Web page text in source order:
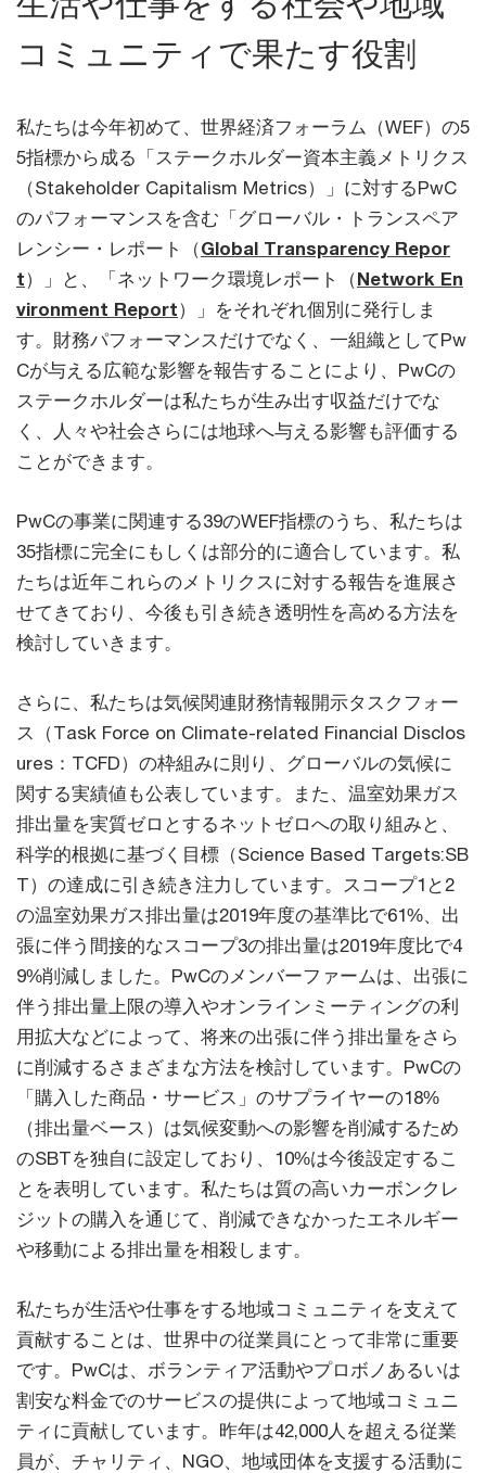
コミュニティで果たす役割
私たちは今年初めて、世界経済フォーラム（WEF）の5
5指標から成る「ステークホルダー資本主義メトリクス
（Stakeholder Capitalism Metrics）」に対するPwC
のパフォーマンスを含む「グローバル・トランスペア
レンシー・レポート（Global Transparency Repor
t）」と、「ネットワーク環境レポート（Network En
vironment Report）」をそれぞれ個別に発行しま
す。財務パフォーマンスだけでなく、一組織としてPw
Cが与える広範な影響を報告することにより、PwCの
ステークホルダーは私たちが生み出す収益だけでな
く、人々や社会さらには地球へ与える影響も評価する
ことができます。
PwCの事業に関連する39のWEF指標のうち、私たちは
35指標に完全にもしくは部分的に適合しています。私
たちは近年これらのメトリクスに対する報告を進展さ
せてきており、今後も引き続き透明性を高める方法を
検討していきます。
さらに、私たちは気候関連財務情報開示タスクフォー
ス（Task Force on Climate-related Financial Disclos
ures：TCFD）の枠組みに則り、グローバルの気候に
関する実績値も公表しています。また、温室効果ガス
排出量を実質ゼロとするネットゼロへの取り組みと、
科学的根拠に基づく目標（Science Based Targets:SB
T）の達成に引き続き注力しています。スコープ1と2
の温室効果ガス排出量は2019年度の基準比で61%、出
張に伴う間接的なスコープ3の排出量は2019年度比で4
9%削減しました。PwCのメンバーファームは、出張に
伴う排出量上限の導入やオンラインミーティングの利
用拡大などによって、将来の出張に伴う排出量をさら
に削減するさまざまな方法を検討しています。PwCの
「購入した商品・サービス」のサプライヤーの18%
（排出量ベース）は気候変動への影響を削減するため
のSBTを独自に設定しており、10%は今後設定するこ
とを表明しています。私たちは質の高いカーボンクレ
ジットの購入を通じて、削減できなかったエネルギー
や移動による排出量を相殺します。
私たちが生活や仕事をする地域コミュニティを支えて
貢献することは、世界中の従業員にとって非常に重要
です。PwCは、ボランティア活動やプロボノあるいは
割安な料金でのサービスの提供によって地域コミュニ
ティに貢献しています。昨年は42,000人を超える従業
員が、チャリティ、NGO、地域団体を支援する活動に